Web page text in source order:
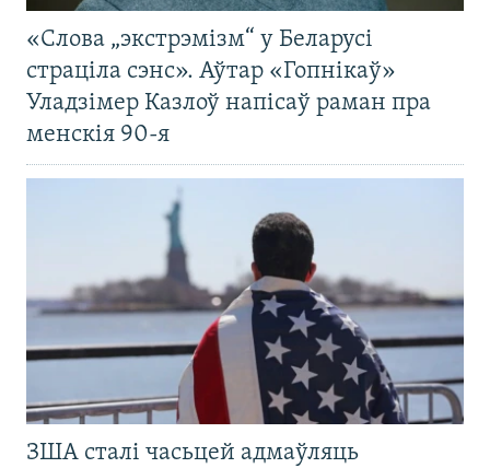
«Слова „экстрэмізм“ у Беларусі
страціла сэнс». Аўтар «Гопнікаў»
Уладзімер Казлоў напісаў раман пра
менскія 90-я
ЗША сталі часьцей адмаўляць